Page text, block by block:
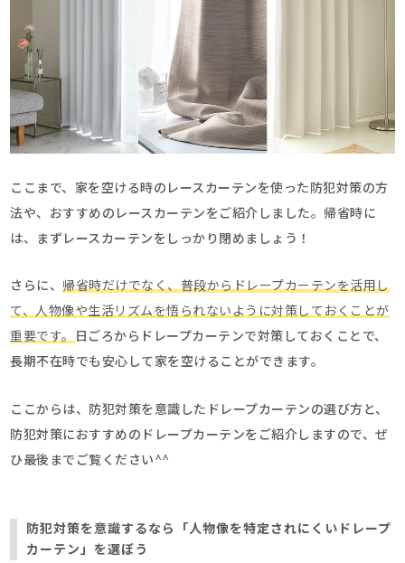
ここまで、家を空ける時のレースカーテンを使った防犯対策の方
法や、おすすめのレースカーテンをご紹介しました。帰省時に
は、まずレースカーテンをしっかり閉めましょう！
さらに、帰省時だけでなく、普段からドレープカーテンを活用し
て、人物像や生活リズムを悟られないように対策しておくことが
重要です。
日ごろからドレープカーテンで対策しておくことで、
長期不在時でも安心して家を空けることができます。
ここからは、防犯対策を意識したドレープカーテンの選び方と、
防犯対策におすすめのドレープカーテンをご紹介しますので、ぜ
ひ最後までご覧ください^^
防犯対策を意識するなら「人物像を特定されにくいドレープ
カーテン」を選ぼう